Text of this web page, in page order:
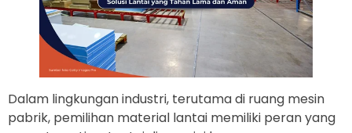
Dalam lingkungan industri, terutama di ruang mesin
pabrik, pemilihan material lantai memiliki peran yang